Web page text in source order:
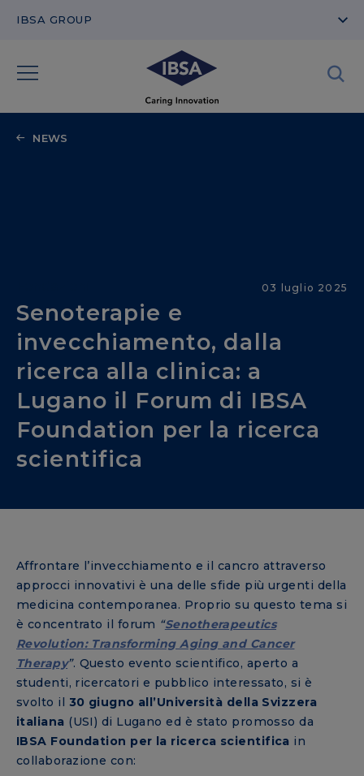
IBSA GROUP
NEWS
03 luglio 2025
Senoterapie e
invecchiamento, dalla
ricerca alla clinica: a
Lugano il Forum di IBSA
Foundation per la ricerca
scientifica
Affrontare l’invecchiamento e il cancro attraverso
approcci innovativi è una delle sfide più urgenti della
medicina contemporanea. Proprio su questo tema si
è concentrato il forum “Senotherapeutics
Revolution: Transforming Aging and Cancer
Therapy”. Questo evento scientifico, aperto a
studenti, ricercatori e pubblico interessato, si è
svolto il 30 giugno all’Università della Svizzera
italiana (USI) di Lugano ed è stato promosso da
IBSA Foundation per la ricerca scientifica in
collaborazione con: